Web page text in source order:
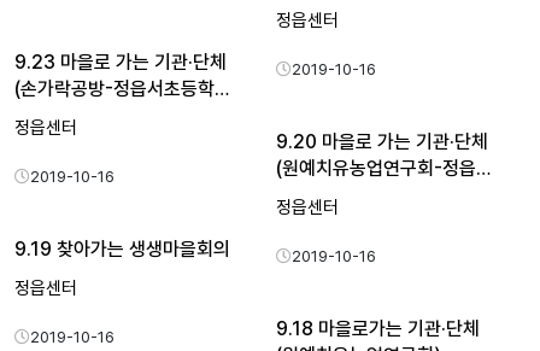
정읍센터
2019-10-16
9.23 마을로 가는 기관·단체
(손가락공방-정읍서초등학…
정읍센터
2019-10-16
9.20 마을로 가는 기관·단체
(원예치유농업연구회-정읍…
정읍센터
2019-10-16
9.19 찾아가는 생생마을회의
정읍센터
2019-10-16
9.18 마을로가는 기관·단체